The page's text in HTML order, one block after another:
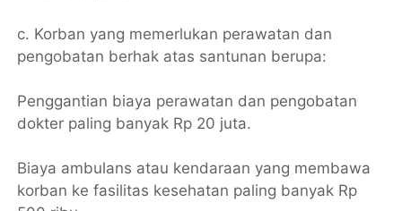
c. Korban yang memerlukan perawatan dan
pengobatan berhak atas santunan berupa:
Penggantian biaya perawatan dan pengobatan
dokter paling banyak Rp 20 juta.
Biaya ambulans atau kendaraan yang membawa
korban ke fasilitas kesehatan paling banyak Rp